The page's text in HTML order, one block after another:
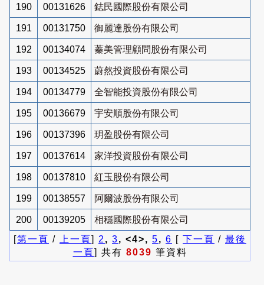
190 00131626 鋕民國際股份有限公司
191 00131750 御麗達股份有限公司
192 00134074 蓁美管理顧問股份有限公司
193 00134525 蔚然投資股份有限公司
194 00134779 全智能投資股份有限公司
195 00136679 宇安順股份有限公司
196 00137396 玥盈股份有限公司
197 00137614 家洋投資股份有限公司
198 00137810 紅玉股份有限公司
199 00138557 阿爾波股份有限公司
200 00139205
相穩國際股份有限公司
[第一頁 / 上一頁] 2 , 3, <4>, 5, 6 [ 下一頁 / 最後
一頁] 共有 8039 筆資料